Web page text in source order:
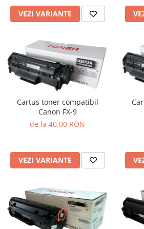
VEZI VARIANTE
Cartus toner compatibil
Canon FX-9
de la 40,00 RON
VEZI VARIANTE